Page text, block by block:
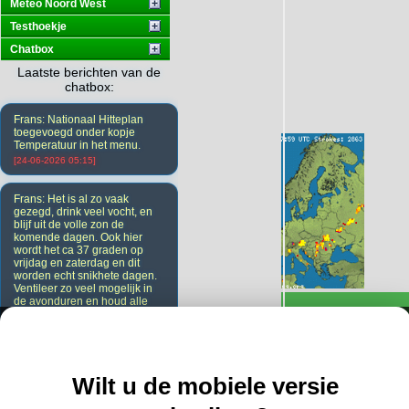
Meteo Noord West
Testhoekje
Chatbox
Laatste berichten van de
chatbox:
Frans: Nationaal Hitteplan
toegevoegd onder kopje
Temperatuur in het menu.
[24-06-2026 05:15]
Frans: Het is al zo vaak
gezegd, drink veel vocht, en
blijf uit de volle zon de
komende dagen. Ook hier
wordt het ca 37 graden op
vrijdag en zaterdag en dit
worden echt snikhete dagen.
Ventileer zo veel mogelijk in
de avonduren en houd alle
Wilt u de mobiele versie